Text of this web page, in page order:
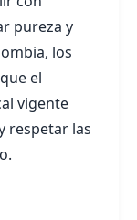
pureza y
los
el
vigente
respetar las